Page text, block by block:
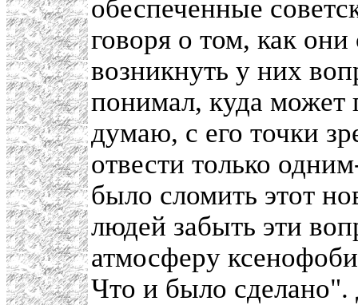
обеспеченные
говоря о том, как
возникнуть у них
понимал, куда может
думаю, с его точки
отвести только
было сломить этот
людей забыть эти
атмосферу
Что и было